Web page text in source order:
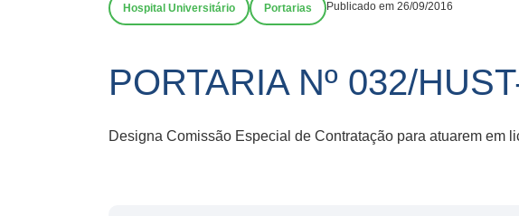
Hospital Universitário Portarias Publicado em 26/09/2016
PORTARIA Nº 032/
Designa Comissão Especial de Contratação para atuarem em